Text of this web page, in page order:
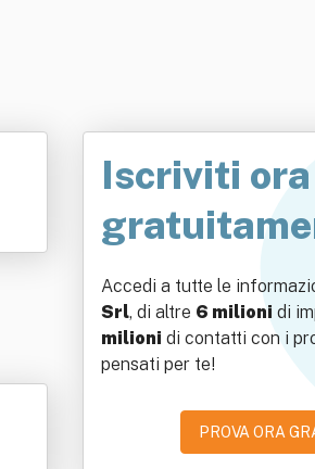
Iscriviti ora
Accedi a tutte le
Srl, di altre 6 milioni di
milioni di contatti con i
pensati per te!
PROVA ORA